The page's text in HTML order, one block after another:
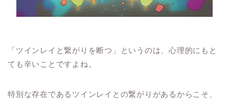
「ツインレイと繋がりを断つ」というのは、心理的にもと
ても辛いことですよね。
特別な存在であるツインレイとの繋がりがあるからこそ、